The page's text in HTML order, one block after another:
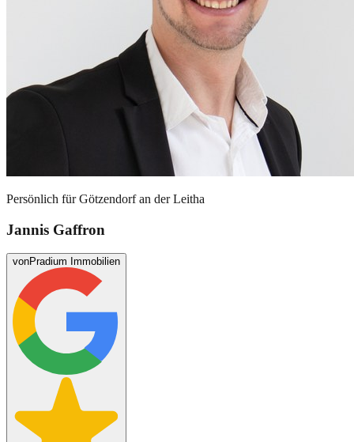
Persönlich fürGötzendorf an der Leitha
Jannis Gaffron
vonPradium Immobilien